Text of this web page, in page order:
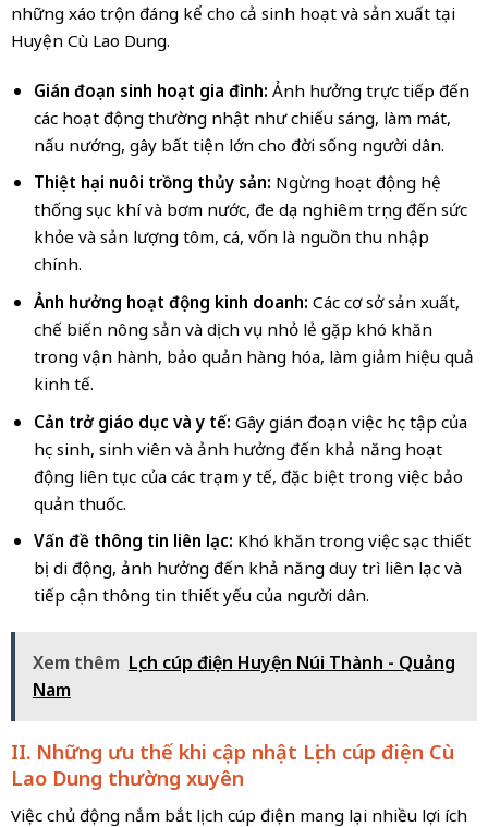
những xáo trộn đáng kể cho cả sinh hoạt và sản xuất tại
Huyện Cù Lao Dung.
Gián đoạn sinh hoạt gia đình: Ảnh hưởng trực tiếp đến
các hoạt động thường nhật như chiếu sáng, làm mát,
nấu nướng, gây bất tiện lớn cho đời sống người dân.
Thiệt hại nuôi trồng thủy sản: Ngừng hoạt động hệ
thống sục khí và bơm nước, đe dọa nghiêm trọng đến sức
khỏe và sản lượng tôm, cá, vốn là nguồn thu nhập
chính.
Ảnh hưởng hoạt động kinh doanh: Các cơ sở sản xuất,
chế biến nông sản và dịch vụ nhỏ lẻ gặp khó khăn
trong vận hành, bảo quản hàng hóa, làm giảm hiệu quả
kinh tế.
Cản trở giáo dục và y tế: Gây gián đoạn việc học tập của
học sinh, sinh viên và ảnh hưởng đến khả năng hoạt
động liên tục của các trạm y tế, đặc biệt trong việc bảo
quản thuốc.
Vấn đề thông tin liên lạc: Khó khăn trong việc sạc thiết
bị di động, ảnh hưởng đến khả năng duy trì liên lạc và
tiếp cận thông tin thiết yếu của người dân.
Xem thêm Lịch cúp điện Huyện Núi Thành - Quảng
Nam
II. Những ưu thế khi cập nhật Lịch cúp điện Cù
Lao Dung thường xuyên
Việc chủ động nắm bắt lịch cúp điện mang lại nhiều lợi ích